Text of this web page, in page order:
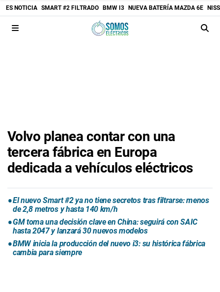
ES NOTICIA SMART #2 FILTRADO BMW I3 NUEVA BATERÍA MAZDA 6E
Volvo planea contar con una
tercera fábrica en Europa
dedicada a vehículos eléctricos
El nuevo Smart #2 ya no tiene secretos tras filtrarse: menos
de 2,8 metros y hasta 140 km/h
GM toma una decisión clave en China: seguirá con SAIC
hasta 2047 y lanzará 30 nuevos modelos
BMW inicia la producción del nuevo i3: su histórica fábrica
cambia para siempre